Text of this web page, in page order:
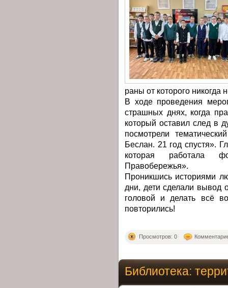
раны от которого никогда
В ходе проведения
страшных днях, когда
который оставил след в
посмотрели
Беслан. 21 год спустя».
которая работала
Правобережья».
Проникшись историями
дни, дети сделали вывод
головой и делать всё
повторились!
Просмотров: 0
Библиотека: